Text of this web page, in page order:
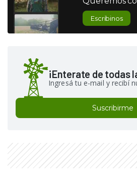
Escribinos
¡Enterate de todas
Ingresá tu e-mail y recibí
Suscribirme